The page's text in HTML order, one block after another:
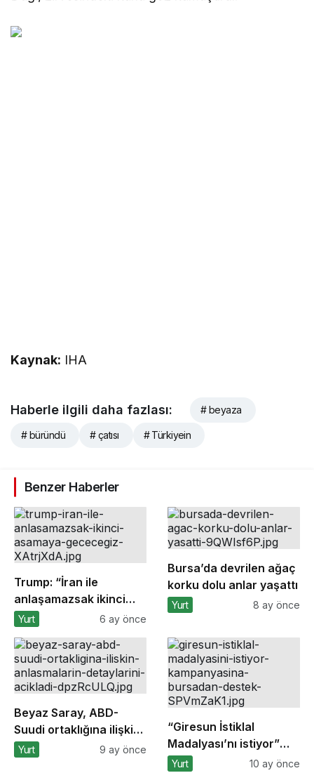
Kaynak: IHA
Haberle ilgili daha fazlası: # beyaza
# büründü # çatısı # Türkiyein
Benzer Haberler
Trump: “İran ile
anlaşamazsak ikinci
aşamaya geçeceğiz”
Yurt 6 ay önce
Bursa’da devrilen ağaç
korku dolu anlar yaşattı
Yurt 8 ay önce
Beyaz Saray, ABD-
Suudi ortaklığına ilişkin
anlaşmaların
Yurt 9 ay önce
“Giresun İstiklal
Madalyası’nı istiyor”
kampanyasına
Yurt 10 ay önce